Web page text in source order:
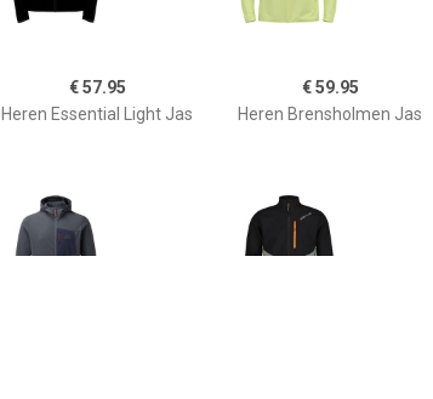
€ 57.95
Heren Essential Light Jas
€ 59.95
Heren Brensholmen Jas